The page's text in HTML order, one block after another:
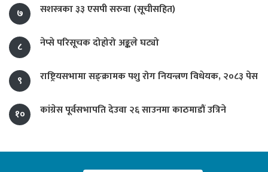
७ सशस्त्रका ३३ एसपी सरुवा (सूचीसहित)
८ नेप्से परिसूचक दोहोरो अङ्कले घट्यो
९ राष्ट्रियसभामा सङ्क्रामक पशु रोग नियन्त्रण विधेयक, २०८३ पेस
१० कांग्रेस पूर्वसभापति देउवा २६ साउनमा काठमाडौं उत्रिने